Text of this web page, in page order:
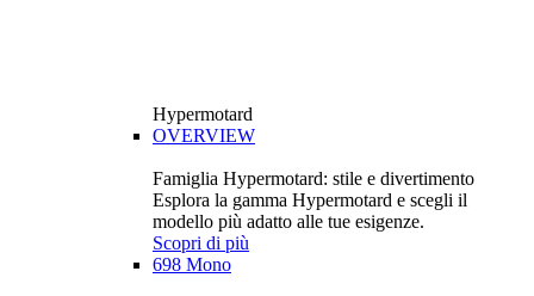
Hypermotard
OVERVIEW
Famiglia Hypermotard: stile e divertimento
Esplora la gamma Hypermotard e scegli il
modello più adatto alle tue esigenze.
Scopri di più
698 Mono